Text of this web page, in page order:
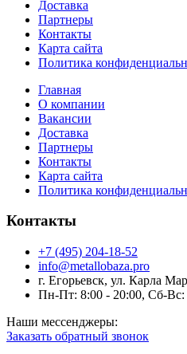
Доставка
Партнеры
Контакты
Карта сайта
Политика
Главная
О компании
Вакансии
Доставка
Партнеры
Контакты
Карта сайта
Политика
Контакты
+7 (495) 204-18-52
info@metallobaza.pro
г. Егорьевск, ул. Карла
Пн-Пт: 8:00 - 20:00, Сб-Вс:
Наши мессенджеры:
Заказать обратный звонок